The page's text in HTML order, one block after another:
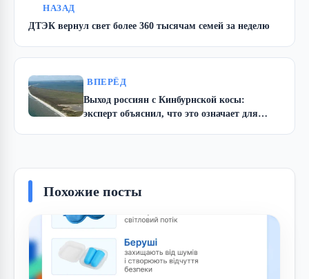
НАЗАД
ДТЭК вернул свет более 360 тысячам семей за неделю
ВПЕРЁД
Выход россиян с Кинбурнской косы:
эксперт объяснил, что это означает для
Похожие посты